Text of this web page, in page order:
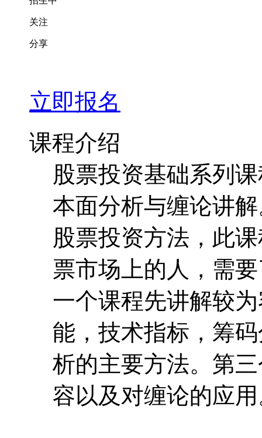
课程介绍
本面分析与缠论讲
股票投资方法，此
票市场上的人，需
一个课程先讲解较
能，技术指标，筹
析的主要方法。第
容以及对缠论的应
本次课程讲解的是
所创，是融合了波
分析的一套综合的